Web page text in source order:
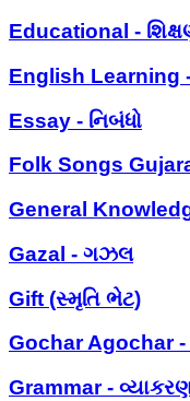
Educational -
English Learning
Essay - નિબંધો
Folk Songs
General
Gazal - ગઝલ
Gift (સ્મૃતિ ભેટ)
Gochar Agochar -
Grammar -